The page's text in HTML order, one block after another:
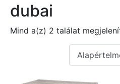
dubai
Mind a(z) 2 találat